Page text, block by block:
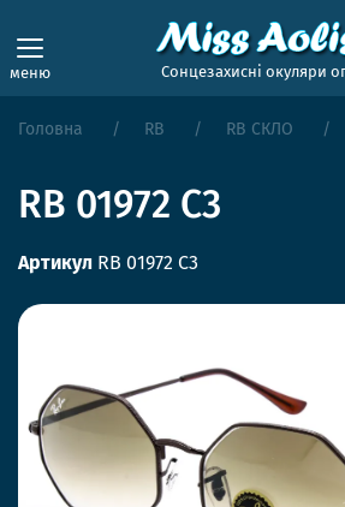
меню Сонцезахисні окуляри
Головна RB RB СКЛО
RB 01972 С3
Артикул RB 01972 С3